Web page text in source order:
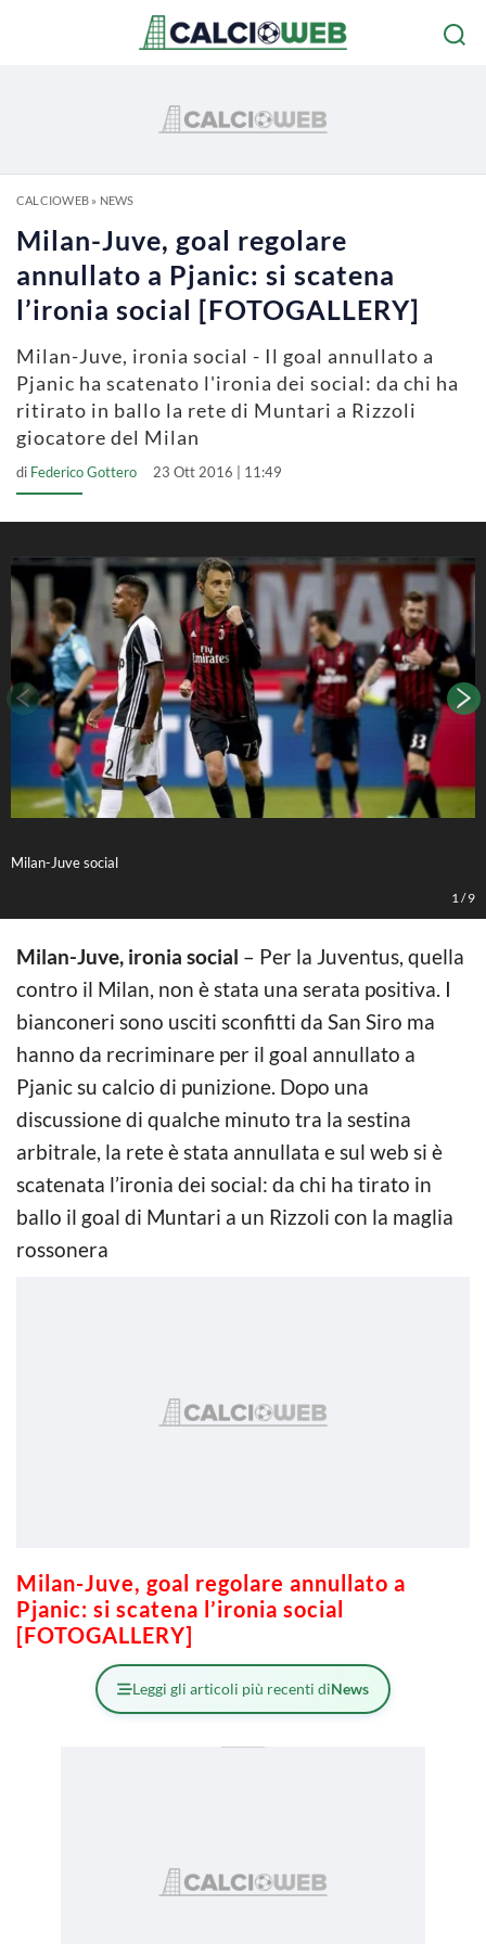
CALCIOWEB» NEWS
Milan-Juve, goal regolare
annullato a Pjanic: si scatena
l’ironia social [FOTOGALLERY]
Milan-Juve, ironia social - Il goal annullato a
Pjanic ha scatenato l'ironia dei social: da chi ha
ritirato in ballo la rete di Muntari a Rizzoli
giocatore del Milan
di Federico Gottero 23 Ott 2016 | 11:49
Milan-Juve social
1 /9
Milan-Juve, ironia social – Per la Juventus, quella
contro il Milan, non è stata una serata positiva. I
bianconeri sono usciti sconfitti da San Siro ma
hanno da recriminare per il goal annullato a
Pjanic su calcio di punizione. Dopo una
discussione di qualche minuto tra la sestina
arbitrale, la rete è stata annullata e sul web si è
scatenata l’ironia dei social: da chi ha tirato in
ballo il goal di Muntari a un Rizzoli con la maglia
rossonera
Milan-Juve, goal regolare annullato a
Pjanic: si scatena l’ironia social
[FOTOGALLERY]
Leggi gli articoli più recenti diNews